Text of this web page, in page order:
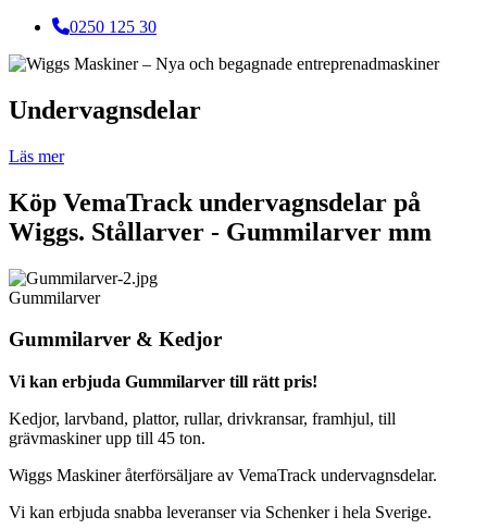
0250 125 30
Undervagnsdelar
Läs mer
Köp VemaTrack undervagnsdelar på
Wiggs. Stållarver - Gummilarver mm
Gummilarver
Gummilarver & Kedjor
Vi kan erbjuda Gummilarver till rätt pris!
Kedjor, larvband, plattor, rullar, drivkransar, framhjul, till
grävmaskiner upp till 45 ton.
Wiggs Maskiner återförsäljare av VemaTrack undervagnsdelar.
Vi kan erbjuda snabba leveranser via Schenker i hela Sverige.